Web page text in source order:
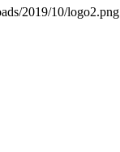
2019/10/logo2.png